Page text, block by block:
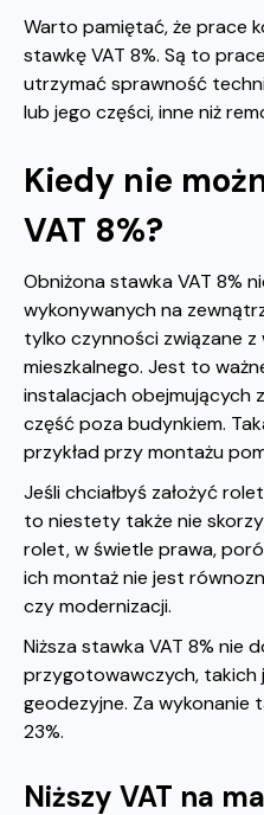
Warto pamiętać, że prace
stawkę VAT 8%. Są to
utrzymać sprawność
lub jego części, inne niż
Kiedy nie
VAT 8%?
Obniżona stawka VAT 8%
wykonywanych na
tylko czynności związane
mieszkalnego. Jest to
instalacjach obejmujących
część poza budynkiem.
przykład przy montażu
Jeśli chciałbyś założyć
to niestety także nie
rolet, w świetle prawa,
ich montaż nie jest
czy modernizacji.
Niższa stawka VAT 8% nie
przygotowawczych,
geodezyjne. Za wykonanie
23%.
Niższy VAT na